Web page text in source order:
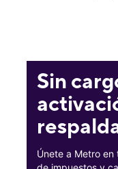
Sin
Únete a Metro